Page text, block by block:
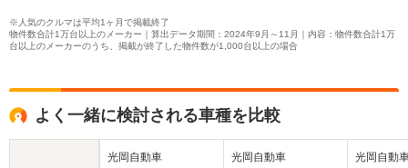
※人気のクルマは平均1ヶ月で掲載終了
物件数合計1万台以上のメーカー｜算出データ期間：2024年9月～11月｜内容：物件数合計1万
台以上のメーカーのうち、掲載が終了した物件数が1,000台以上の場合
よく一緒に検討される車種を比較
光岡自動車 光岡自動車 光岡自動